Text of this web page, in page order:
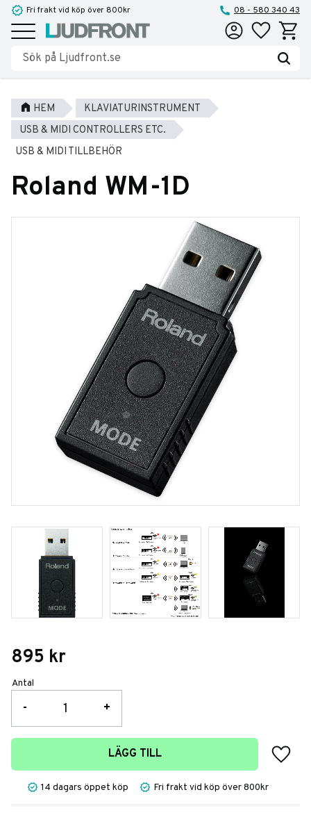
Meny
Fri frakt vid köp över 800kr 08 - 580 340 43
Favoriter
HEM
KLAVIATURINSTRUMENT
USB & MIDI CONTROLLERS ETC.
USB & MIDI TILLBEHÖR
Roland WM-1D
895 kr
Antal
+
-
LÄGG TILL
Lägg
14 dagars öppet köp Fri frakt vid köp över 800kr